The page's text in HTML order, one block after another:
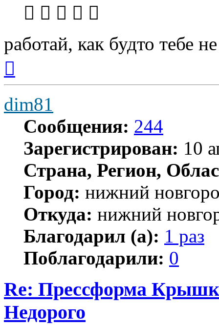
работай, как будто тебе
началу
dim81
Сообщения: 244
Зарегистрирован: 10
Страна, Регион,
Город: нижний
Откуда: нижний
Благодарил (а): 1 раз
Поблагодарили: 0
Re: Прессформа
Недорого